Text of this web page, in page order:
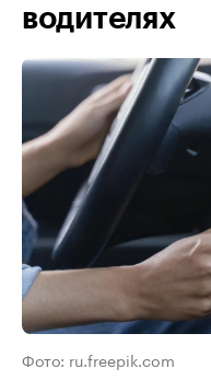
водителях
Фото: ru.freepik.com